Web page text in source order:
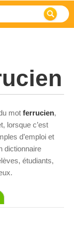
mot ferrucien,
lorsque c’est
d’emploi et
dictionnaire
étudiants,